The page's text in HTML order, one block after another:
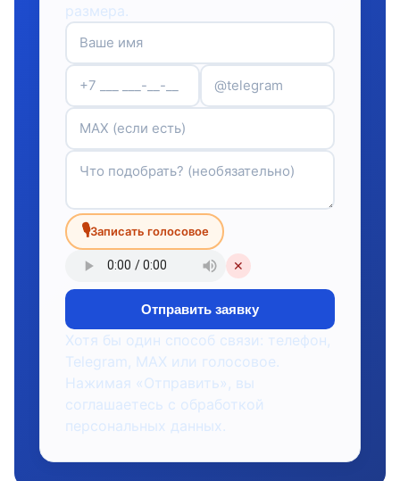
размера.
🎙Записать голосовое
✕
Отправить заявку
Хотя бы один способ связи: телефон,
Telegram, MAX или голосовое.
Нажимая «Отправить», вы
соглашаетесь с обработкой
персональных данных.